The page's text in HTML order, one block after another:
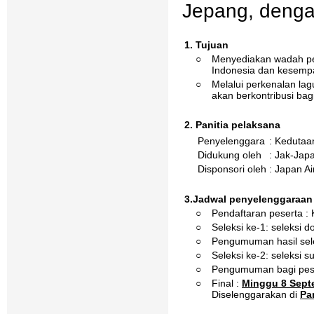
Jepang,
1. Tujuan
○
Menyediakan wadah
Indonesia dan
○
Melalui perkenalan
akan berkontribusi
2. Panitia pelaksana
Penyelenggara :
Didukung oleh
: Jak-
Disponsori oleh : Japan
3.Jadwal penyelenggaraan
○
Pendaftaran peserta :
○
Seleksi ke-1: seleksi
○
Pengumuman hasil
○
Seleksi ke-2: seleksi
○
Pengumuman bagi
○
Final : Minggu 8
Diselenggarakan di